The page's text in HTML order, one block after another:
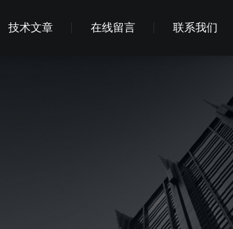
技术文章 在线留言 联系我们